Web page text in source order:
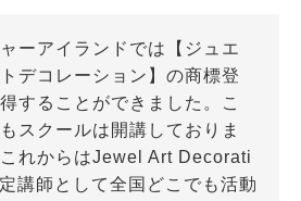
ャーアイランドでは【ジュエ
デコレーション】の商標登
することができました。こ
スクールは開講しておりま
れからはJewel Art Decorati
講師として全国どこでも活動